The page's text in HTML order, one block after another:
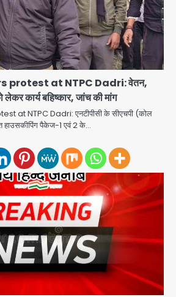
protest at NTPC Dadri: वेतन,
कार्य बहिष्कार, जांच की मांग
at NTPC Dadri: एनटीपीसी के सीएचपी (कोल
हाउसकीपिंग पैकेज-1 एवं 2 के…